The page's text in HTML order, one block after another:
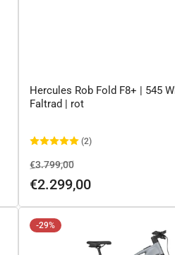
Hercules Rob Fold F8+ | 545
Faltrad | rot
(2)
Normaler
Preis
€3.799,00Ausverkaufspreis
€2.299,00
-29%